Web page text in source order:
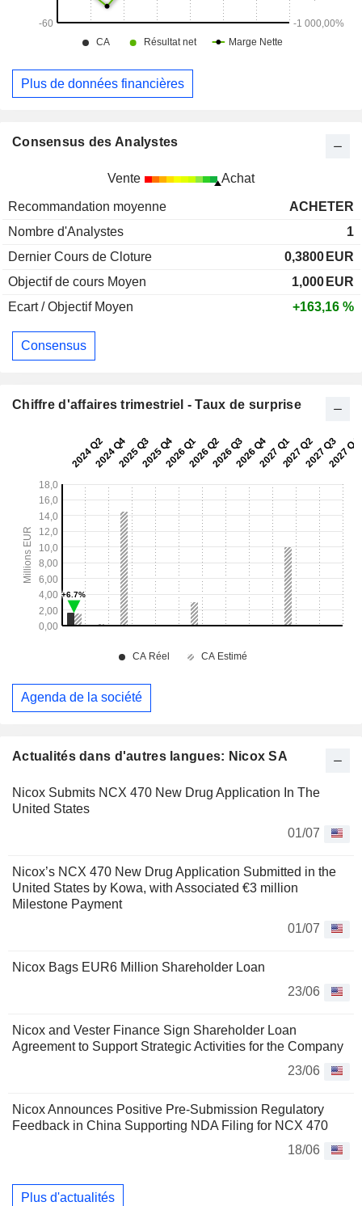
Actualités dans d'autres langues: Nicox SA
Nicox Submits NCX 470 New Drug Application In The
United States
01/07
Nicox’s NCX 470 New Drug Application Submitted in the
United States by Kowa, with Associated €3 million
Milestone Payment
01/07
Nicox Bags EUR6 Million Shareholder Loan
23/06
Nicox and Vester Finance Sign Shareholder Loan
Agreement to Support Strategic Activities for the Company
23/06
Nicox Announces Positive Pre-Submission Regulatory
Feedback in China Supporting NDA Filing for NCX 470
18/06
Plus d'actualités
Plus de données financières
Consensus des Analystes
Vente Achat
Recommandation moyenne
ACHETER
Nombre d'Analystes
1
Dernier Cours de Cloture
0,3800 EUR
Objectif de cours Moyen
1,000 EUR
Ecart / Objectif Moyen
+163,16 %
Consensus
Chiffre d'affaires trimestriel - Taux de surprise
Agenda de la société